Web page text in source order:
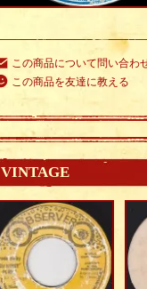
この商品について問い合わ
この商品を友達に教える
VINTAGE